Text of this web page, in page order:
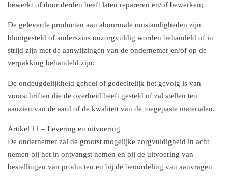
bewerkt of door derden heeft laten repareren en/of bewerken;
De geleverde producten aan abnormale omstandigheden zijn
blootgesteld of anderszins onzorgvuldig worden behandeld of in
strijd zijn met de aanwijzingen van de ondernemer en/of op de
verpakking behandeld zijn;
De ondeugdelijkheid geheel of gedeeltelijk het gevolg is van
voorschriften die de overheid heeft gesteld of zal stellen ten
aanzien van de aard of de kwaliteit van de toegepaste materialen.
Artikel 11 – Levering en uitvoering
De ondernemer zal de grootst mogelijke zorgvuldigheid in acht
nemen bij het in ontvangst nemen en bij de uitvoering van
bestellingen van producten en bij de beoordeling van aanvragen